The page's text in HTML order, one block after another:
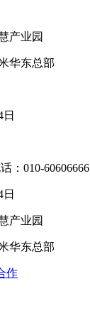
产业园
华东总部
：010-60606666
产业园
华东总部
作